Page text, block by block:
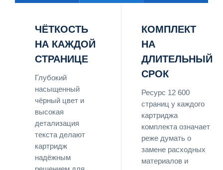
ЧЁТКОСТЬ
НА КАЖДОЙ
СТРАНИЦЕ
Глубокий
насыщенный
чёрный цвет и
высокая
детализация
текста делают
картридж
надёжным
КОМПЛЕКТ
НА
ДЛИТЕЛЬНЫЙ
СРОК
Ресурс 12 600
страниц у каждого
картриджа
комплекта означает
реже думать о
замене расходных
материалов и